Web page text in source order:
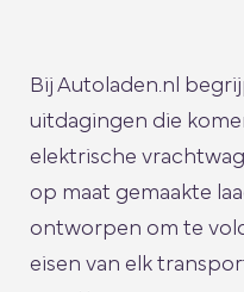
Bij Autoladen.nl
uitdagingen die
elektrische
op maat gemaakte
ontworpen om te
eisen van elk